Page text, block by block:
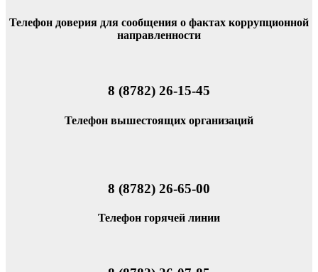
Телефон доверия для сообщения о фактах коррупционной
направленности
8 (8782) 26-15-45
Телефон вышестоящих организаций
8 (8782) 26-65-00
Телефон горячей линии